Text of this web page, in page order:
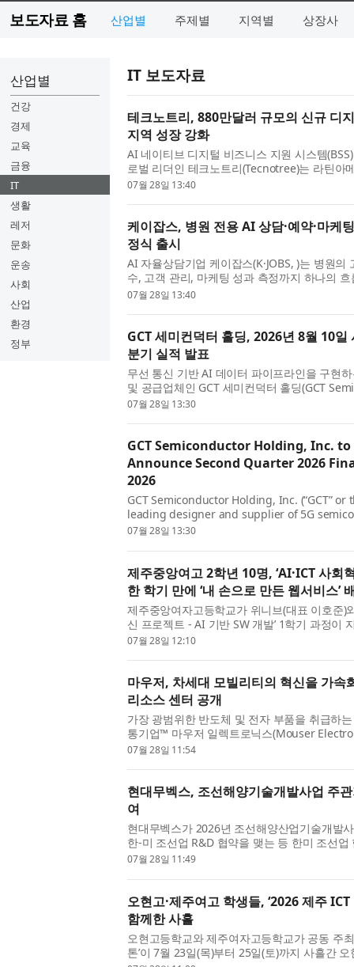
보도자료 홈 산업별 주제별 지역별 상장사
산업별
건강
경제
교육
금융
IT
생활
레저
문화
운송
사회
산업
환경
정부
IT 보도자료
테크노트리, 880만달러 규모의 신규 디
지역 성장 강화
AI 네이티브 디지털 비즈니스 지원 시스템
로벌 리더인 테크노트리(Tecnotree)는 라틴아
신규 디지털 전환 계약을 체결해 회사의 지속
07월 28일 13:40
케이잡스, 병원 전용 AI 상담·예약·마케
정식 출시
AI 자율상담기업 케이잡스(K·JOBS, )는 병원
수, 고객 관리, 마케팅 성과 측정까지 하나의
션 ‘K-Medical Atlas(케이메디컬 아틀라스, )’를
07월 28일 13:40
GCT 세미컨덕터 홀딩, 2026년 8월 10
분기 실적 발표
무선 통신 기반 AI 데이터 파이프라인을 구현
및 공급업체인 GCT 세미컨덕터 홀딩(GCT
또는 회사)(뉴욕증권거래소: GCTS)은 2026년
07월 28일 13:30
GCT Semiconductor Holding, Inc.
Announce Second Quarter 2026
2026
GCT Semiconductor Holding, Inc. (“GCT” or
leading designer and supplier of 5G
pipeline with wireless connectivity, today
07월 28일 13:30
제주중앙여고 2학년 10명, ‘AI·ICT 사회
한 학기 만에 ‘내 손으로 만든 웹서비스’
제주중앙여자고등학교가 위니브(대표 이호준)
신 프로젝트 - AI 기반 SW 개발’ 1학기 과정이
램은 2학년 학생을 대상으로 3월 28일부터 7월
07월 28일 12:10
마우저, 차세대 모빌리티의 혁신을 가속
리소스 센터 공개
가장 광범위한 반도체 및 전자 부품을 취급하
통기업™ 마우저 일렉트로닉스(Mouser
을 맞춘 포괄적인 운송 리소스 센터
07월 28일 11:54
현대무벡스, 조선해양기술개발사업 주
여
현대무벡스가 2026년 조선해양산업기술개발
한-미 조선업 R&D 협약을 맺는 등 한미 조선
은 산업통상자원부와 한국산업기술기획평가원
07월 28일 11:49
오현고·제주여고 학생들, ‘2026 제주
함께한 사흘
오현고등학교와 제주여자고등학교가 공동 주
톤’이 7월 23일(목)부터 25일(토)까지 사흘간